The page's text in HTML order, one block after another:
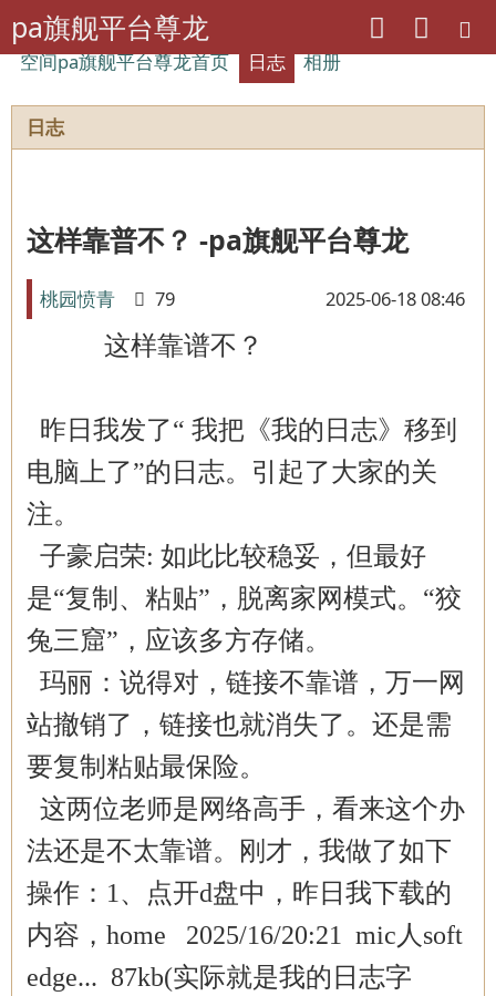
pa旗舰平台尊龙
空间pa旗舰平台尊龙首页 日志 相册
日志
这样靠普不？ -pa旗舰平台尊龙
桃园愤青 79 2025-06-18 08:46
这样靠谱不？
昨日我发了“ 我把《我的日志》移到
电脑上了”的日志。引起了大家的关
注。
子豪启荣: 如此比较稳妥，但最好
是“复制、粘贴”，脱离家网模式。“狡
兔三窟”，应该多方存储。
玛丽：说得对，链接不靠谱，万一网
站撤销了，链接也就消失了。还是需
要复制粘贴最保险。
这两位老师是网络高手，看来这个办
法还是不太靠谱。刚才，我做了如下
操作：1、点开d盘中，昨日我下载的
内容，home 2025/16/20:21 mic人soft
edge... 87kb(实际就是我的日志字